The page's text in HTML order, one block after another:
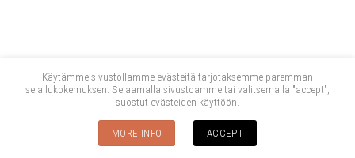
Käytämme sivustollamme evästeitä tarjotaksemme paremman
selailukokemuksen. Selaamalla sivustoamme tai valitsemalla "accept",
suostut evästeiden käyttöön.
MORE INFO ACCEPT